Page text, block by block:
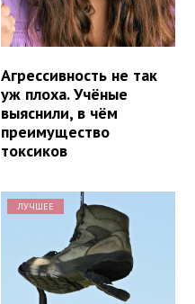
Агрессивность не так
уж плоха. Учёные
выяснили, в чём
преимущество
токсиков
ЛУЧШЕЕ